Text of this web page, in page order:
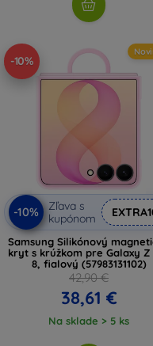
-10%
-10%
Zľava s
kupónom
Samsung Silikónový
kryt s krúžkom pre Galaxy Z
8, fialový (57983131102)
42,90 €
38,61 €
Na sklade > 5 ks